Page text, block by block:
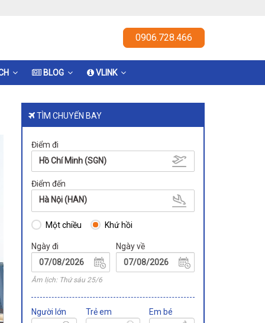
0906.728.466
BLOG VLINK
TÌM CHUYẾN BAY
Điểm đi
Hồ Chí Minh (SGN)
Điểm đến
Hà Nội (HAN)
Một chiều Khứ hồi
Ngày đi
Âm lịch: Thứ sáu 25/6
Ngày về
Người lớn Trẻ em Em bé